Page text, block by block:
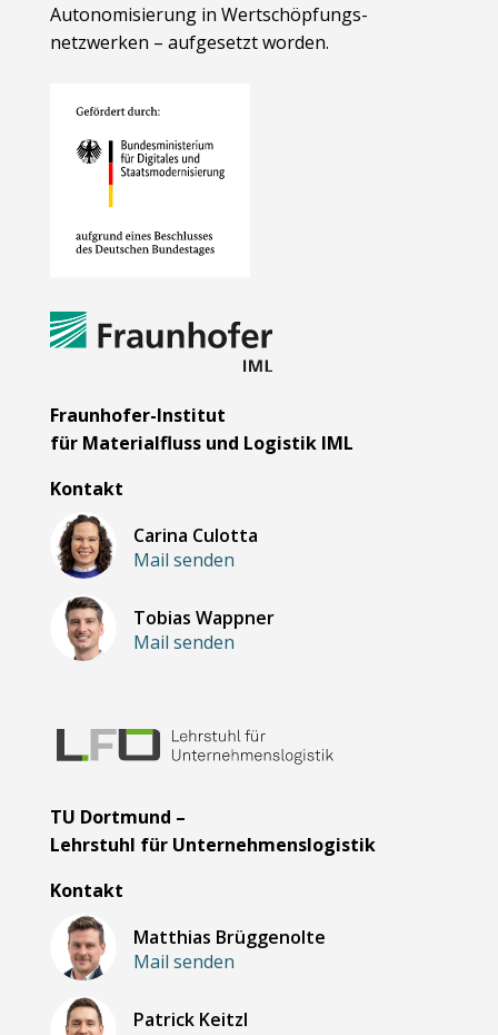
Autonomisierung in Wert­schöpfungs­
netzwerken – aufgesetzt worden.
Fraunhofer-Institut
für Materialfluss und Logistik IML
Kontakt
Carina Culotta
Mail senden
Tobias Wappner
Mail senden
TU Dortmund –
Lehrstuhl für Unternehmenslogistik
Kontakt
Matthias Brüggenolte
Mail senden
Patrick Keitzl